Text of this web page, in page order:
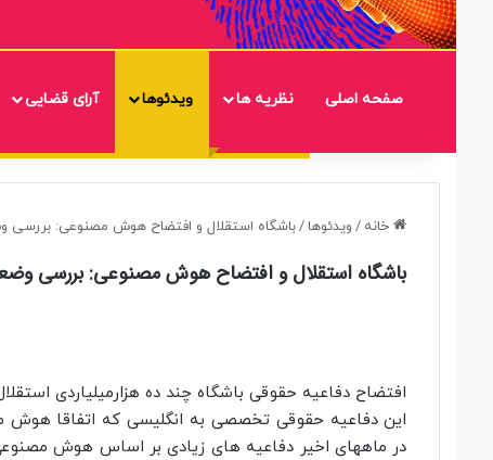
صفحه اصلی نظریه ها ویدئوها آرای قضایی
خانه / ویدئوها /باشگاه استقلال و افتضاح هوش مصنوعی:
باشگاه استقلال و افتضاح هوش مصنوعی: بررسی
افتضاح دفاعیه حقوقی باشگاه چند ده هزارمیلیاردی
این دفاعیه حقوقی تخصصی به انگلیسی که اتفاقا هوش
در ماههای اخیر دفاعیه های زیادی بر اساس هوش